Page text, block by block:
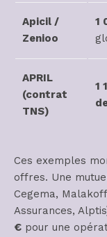
Apicil /
Zenioo
1
APRIL
(contrat
TNS)
1
Ces exemples
offres. Une
Cegema,
Assurances,
€ pour une